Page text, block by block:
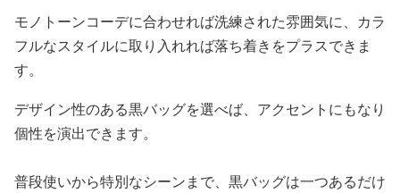
モノトーンコーデに合わせれば洗練された雰囲気に、カラ
フルなスタイルに取り入れれば落ち着きをプラスできま
す。
デザイン性のある黒バッグを選べば、アクセントにもなり
個性を演出できます。
普段使いから特別なシーンまで、黒バッグは一つあるだけ